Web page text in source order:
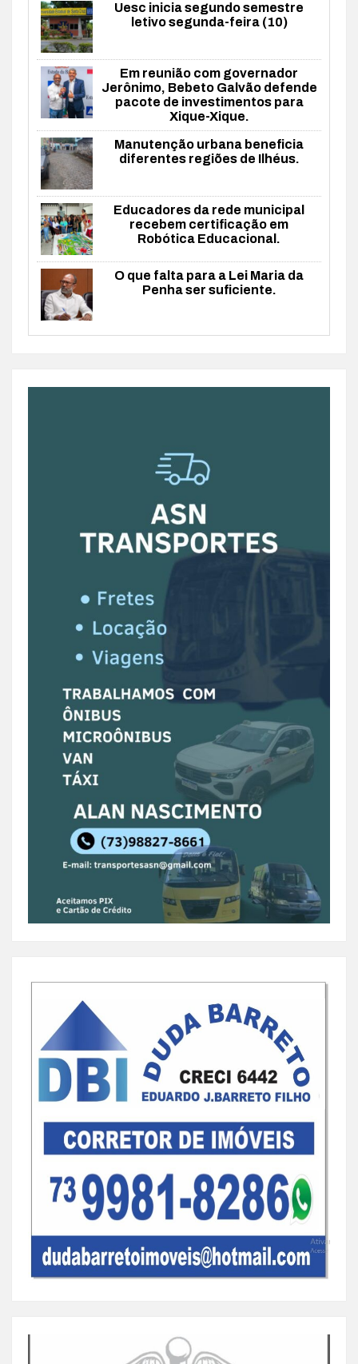
Uesc inicia segundo semestre
letivo segunda-feira (10)
Em reunião com governador
Jerônimo, Bebeto Galvão defende
pacote de investimentos para
Xique-Xique.
Manutenção urbana beneficia
diferentes regiões de Ilhéus.
Educadores da rede municipal
recebem certificação em
Robótica Educacional.
O que falta para a Lei Maria da
Penha ser suficiente.